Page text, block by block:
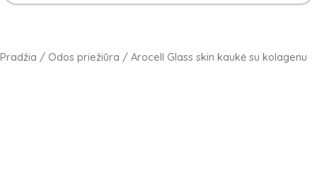
Pradžia / Odos priežiūra / Arocell Glass skin kaukė su kolagenu